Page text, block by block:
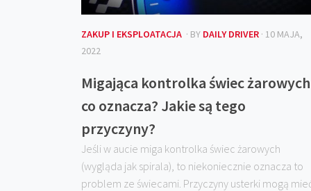
ZAKUP I EKSPLOATACJA · BY DAILY DRIVER · 10 MAJA,
2022
Migająca kontrolka świec
co oznacza? Jakie są tego
przyczyny?
Jeśli w aucie miga kontrolka świec żarowych
(wygląda jak spirala), to niekoniecznie oznacza to
problem ze świecami. Przyczyny usterki mogą